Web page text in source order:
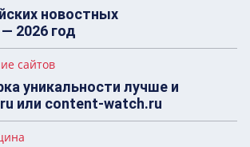
новостных
2026 год
сайтов
уникальности лучше и
или content-watch.ru